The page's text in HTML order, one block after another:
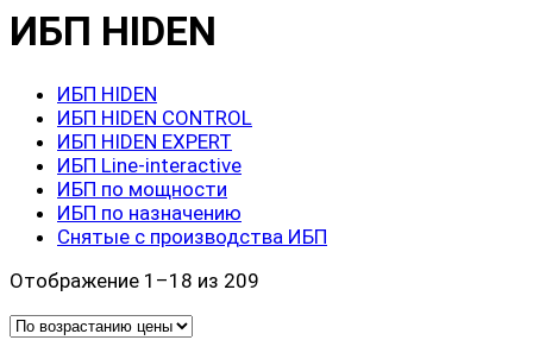
ИБП HIDEN
ИБП HIDEN
ИБП HIDEN CONTROL
ИБП HIDEN EXPERT
ИБП Line-interactive
ИБП по мощности
ИБП по назначению
Снятые с производства ИБП
Отображение 1–18 из 209